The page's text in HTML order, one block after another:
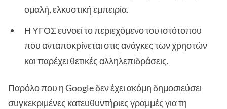
ομαλή, ελκυστική εμπειρία.
Η ΥΓΟΣ ευνοεί το περιεχόμενο του ιστότοπου
που ανταποκρίνεται στις ανάγκες των χρηστών
και παρέχει θετικές αλληλεπιδράσεις.
Παρόλο που η Google δεν έχει ακόμη δημοσιεύσει
συγκεκριμένες κατευθυντήριες γραμμές για τη